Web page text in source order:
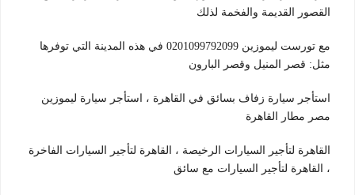
القصور القديمة والفخمة لذلك
مع تورست ليموزين 0201099792099 في هذه المدينة التي توفرها
مثل: قصر المنيل وقصر البارون
استأجر سيارة زفاف بسائق في القاهرة ، استأجر سيارة ليموزين
مصر مطار القاهرة
القاهرة لتأجير السيارات الرخيصة ، القاهرة لتأجير السيارات الفاخرة
، القاهرة لتأجير السيارات مع سائق